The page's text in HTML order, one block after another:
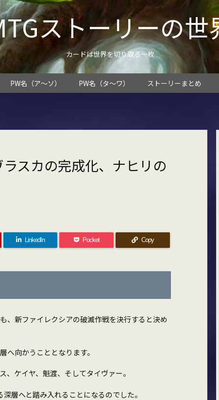
ストーリーの世
カードは世界を切り取る一枚
PW名（ア～ソ） PW名（タ～ワ） ストーリーまとめ
スカの完成化、ナヒリの
LinkedIn Pocket Copy
、新ファイレクシアの破滅作戦を決行すると決め
へ向かうこととなります。
ケイヤ、魁渡、そしてタイヴァー。
層へと踏み入れることになるのでした。